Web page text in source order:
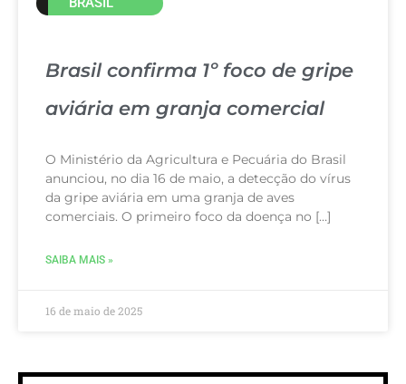
Brasil confirma 1º foco de gripe
aviária em granja comercial
O Ministério da Agricultura e Pecuária do Brasil
anunciou, no dia 16 de maio, a detecção do vírus
da gripe aviária em uma granja de aves
comerciais. O primeiro foco da doença no […]
SAIBA MAIS »
16 de maio de 2025